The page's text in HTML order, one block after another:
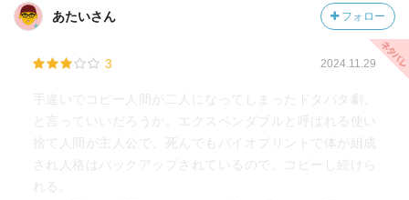
あたいさん フォロー
3 2024.11.29
手違いでコピー人間が二人になってしまったドタバタ劇、
と言っていいだろうか。エクスペンダブルと呼ばれる使い
捨て人間が主人公で、死んでもバイオプリントで体が組成
され人格はバックアップされているので、コピーし続けら
れる。